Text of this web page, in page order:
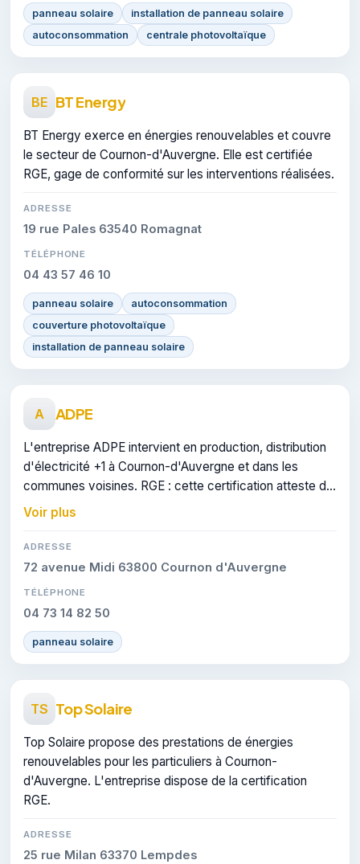
panneau solaire
installation de panneau solaire
autoconsommation
centrale photovoltaïque
BE BT Energy
BT Energy exerce en énergies renouvelables et couvre
le secteur de Cournon-d'Auvergne. Elle est certifiée
RGE, gage de conformité sur les interventions réalisées.
ADRESSE
19 rue Pales 63540 Romagnat
TÉLÉPHONE
04 43 57 46 10
panneau solaire
autoconsommation
couverture photovoltaïque
installation de panneau solaire
A ADPE
L'entreprise ADPE intervient en production, distribution
d'électricité +1 à Cournon-d'Auvergne et dans les
communes voisines. RGE : cette certification atteste du
savoir-faire de l'entreprise.
Voir plus
ADRESSE
72 avenue Midi 63800 Cournon d'Auvergne
TÉLÉPHONE
04 73 14 82 50
panneau solaire
TS Top Solaire
Top Solaire propose des prestations de énergies
renouvelables pour les particuliers à Cournon-
d'Auvergne. L'entreprise dispose de la certification
RGE.
ADRESSE
25 rue Milan 63370 Lempdes